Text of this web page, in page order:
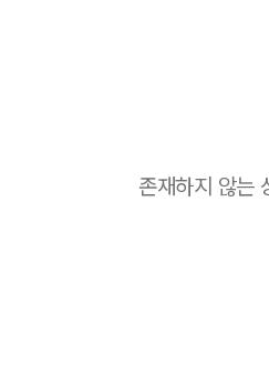
존재하지 않는